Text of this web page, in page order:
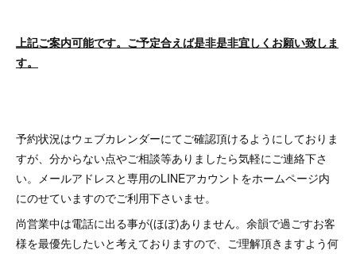
上記ご案内可能です。ご予定合えば是非是非宜しくお願い致しま
す。
予約状況はウェブカレンダーにてご確認頂けるようにしておりま
すが、分からない点やご相談等ありましたら気軽にご連絡下さ
い。メールアドレスと専用のLINEアカウントをホームページ内
にのせていますのでご利用下さいませ。
尚営業中は電話に出る事が(ほぼ)ありません。余韻で過ごすお客
様を最優先したいと考えておりますので、ご理解頂きますよう何